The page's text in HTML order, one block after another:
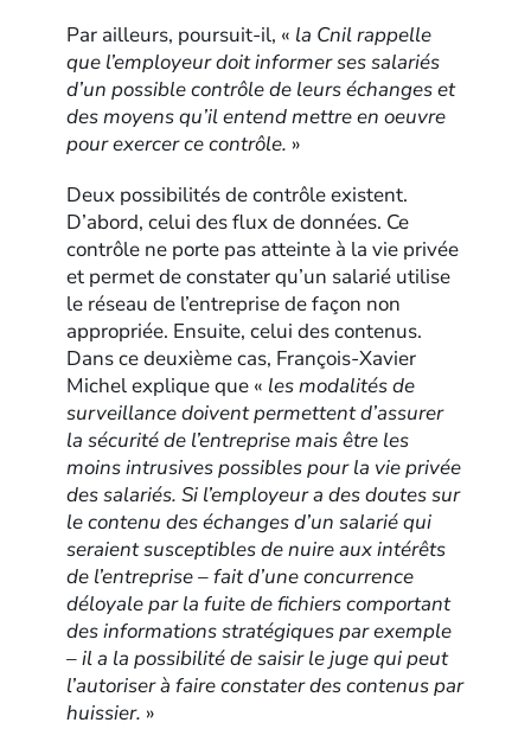
Par ailleurs, poursuit-il, « la Cnil rappelle
que l’employeur doit informer ses salariés
d’un possible contrôle de leurs échanges et
des moyens qu’il entend mettre en oeuvre
pour exercer ce contrôle. »
Deux possibilités de contrôle existent.
D’abord, celui des flux de données. Ce
contrôle ne porte pas atteinte à la vie privée
et permet de constater qu’un salarié utilise
le réseau de l’entreprise de façon non
appropriée. Ensuite, celui des contenus.
Dans ce deuxième cas, François-Xavier
Michel explique que « les modalités de
surveillance doivent permettent d’assurer
la sécurité de l’entreprise mais être les
moins intrusives possibles pour la vie privée
des salariés. Si l’employeur a des doutes sur
le contenu des échanges d’un salarié qui
seraient susceptibles de nuire aux intérêts
de l’entreprise – fait d’une concurrence
déloyale par la fuite de fichiers comportant
des informations stratégiques par exemple
– il a la possibilité de saisir le juge qui peut
l’autoriser à faire constater des contenus par
huissier. »